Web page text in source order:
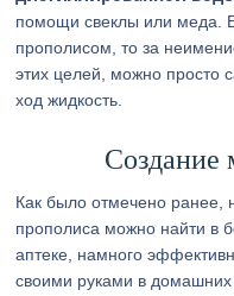
помощи свеклы или меда.
прополисом, то за
этих целей, можно просто
ход жидкость.
Создание
Как было отмечено ранее,
прополиса можно найти в
аптеке, намного
своими руками в домашних